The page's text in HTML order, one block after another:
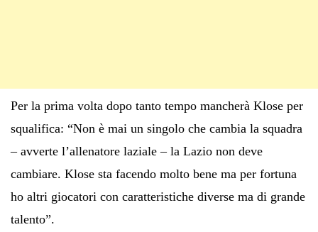
Per la prima volta dopo tanto tempo mancherà Klose per
squalifica: “Non è mai un singolo che cambia la squadra
– avverte l’allenatore laziale – la Lazio non deve
cambiare. Klose sta facendo molto bene ma per fortuna
ho altri giocatori con caratteristiche diverse ma di grande
talento”.